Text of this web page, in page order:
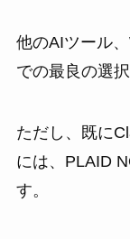
他のAIツール
での最良の選択
ただし、既に
には、PLAID
す。